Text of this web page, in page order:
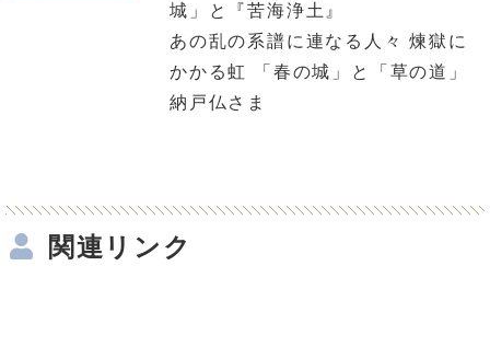
城」と『苦海浄土』
あの乱の系譜に連なる人々 煉獄に
かかる虹 「春の城」と「草の道」
納戸仏さま
関連リンク